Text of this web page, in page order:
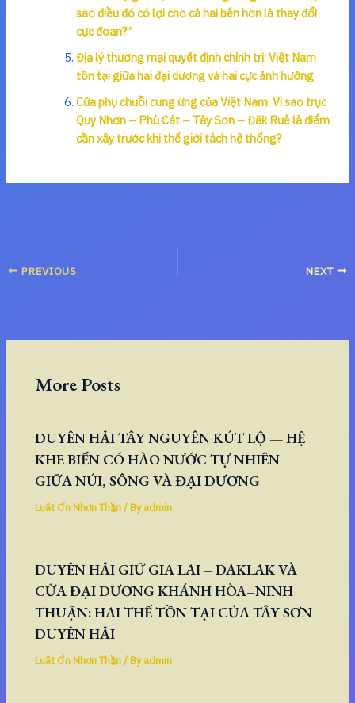
sao điều đó có lợi cho cả hai bên hơn là thay đổi
cực đoan?”
Địa lý thương mại quyết định chính trị: Việt Nam
tồn tại giữa hai đại dương và hai cực ảnh hưởng
Cửa phụ chuỗi cung ứng của Việt Nam: Vì sao trục
Quy Nhơn – Phù Cát – Tây Sơn – Đăk Ruê là điểm
cần xây trước khi thế giới tách hệ thống?
PREVIOUS NEXT
More Posts
DUYÊN HẢI TÂY NGUYÊN KÚT LỘ — HỆ
KHE BIỂN CÓ HÀO NƯỚC TỰ NHIÊN
GIỮA NÚI, SÔNG VÀ ĐẠI DƯƠNG
Luật Ơn Nhơn Thần/ Byadmin
DUYÊN HẢI GIỮ GIA LAI – DAKLAK VÀ
CỬA ĐẠI DƯƠNG KHÁNH HÒA–NINH
THUẬN: HAI THẾ TỒN TẠI CỦA TÂY SƠN
DUYÊN HẢI
Luật Ơn Nhơn Thần/ Byadmin